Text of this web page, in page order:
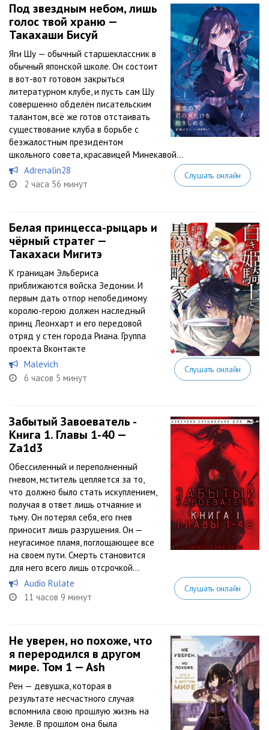
Под звездным небом, лишь
голос твой храню —
Такахаши Бисуй
Яги Шу — обычный старшеклассник в
обычный японской школе. Он состоит
в вот-вот готовом закрыться
литературном клубе, и пусть сам Шу
совершенно обделён писательским
талантом, всё же готов отстаивать
существование клуба в борьбе с
безжалостным президентом
школьного совета, красавицей Минекавой...
Adrenalin28
2 часа 56 минут
Слушать онлайн
Белая принцесса-рыцарь и
чёрный стратег —
Такахаcи Мигитэ
К границам Эльбериса
приближаются войска Зедонии. И
первым дать отпор непобедимому
королю-герою должен наследный
принц Леонхарт и его передовой
отряд у стен города Риана. Группа
проекта Вконтакте
Malevich
6 часов 5 минут
Слушать онлайн
Забытый Завоеватель -
Книга 1. Главы 1-40 —
Za1d3
Обессиленный и переполненный
гневом, мститель цепляется за то,
что должно было стать искуплением,
получая в ответ лишь отчаяние и
тьму. Он потерял себя, его гнев
приносит лишь разрушения. Он —
неугасимое пламя, поглощающее все
на своем пути. Смерть становится
для него всего лишь отсрочкой...
Audio Rulate
11 часов 9 минут
Слушать онлайн
Не уверен, но похоже, что
я переродился в другом
мире. Том 1 — Ash
Рен — девушка, которая в
результате несчастного случая
вспомнила свою прошлую жизнь на
Земле. В прошлом она была